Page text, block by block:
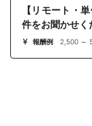
【リモート・
件をお聞かせく
報酬例 2,500 ～